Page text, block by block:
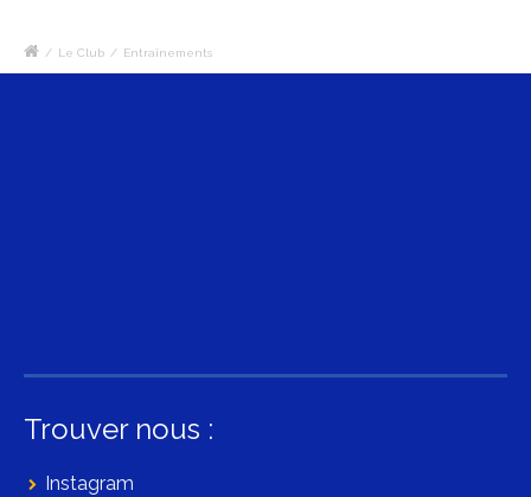
/ Le Club / Entraînements
Trouver nous :
Instagram